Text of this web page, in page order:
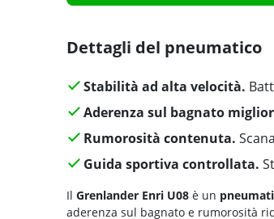
Dettagli del pneumatico
Stabilità ad alta velocità.
Aderenza sul bagnato
Rumorosità contenuta.
Guida sportiva controllata.
Il Grenlander Enri U08 è un
aderenza sul bagnato e rumorosità